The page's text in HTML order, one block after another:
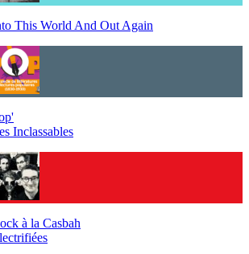
This World And Out Again
Inclassables
à la Casbah